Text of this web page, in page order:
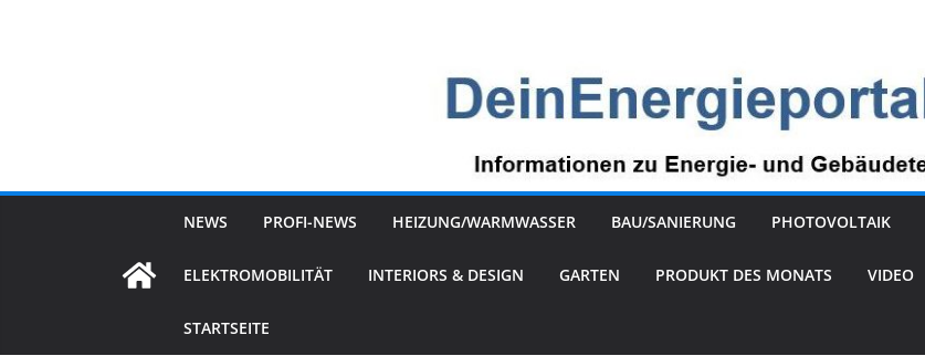
NEWS PROFI-NEWS HEIZUNG/WARMWASSER BAU/SANIERUNG PHOTOVOLTAIK
ELEKTROMOBILITÄT INTERIORS & DESIGN GARTEN PRODUKT DES MONATS VIDEO
STARTSEITE